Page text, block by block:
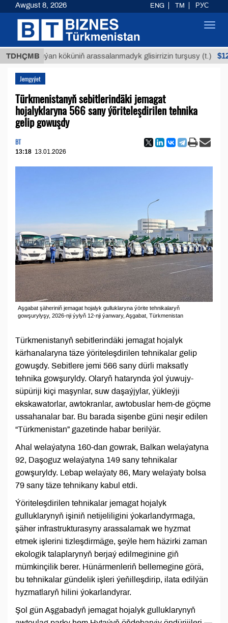
TDHÇMB
Buýan köküniň arassalanmadyk glisirrizin turşusy (t.) $12935,18
Jemgyýet
Türkmenistanyň sebitlerindäki jemagat
hojalyklaryna 566 sany ýöriteleşdirilen tehnika
gelip gowuşdy
BT
13:18 13.01.2026
Aşgabat şäheriniň jemagat hojalyk gulluklaryna ýörite tehnikalaryň
gowşurylyşy, 2026-nji ýylyň 12-nji ýanwary, Aşgabat, Türkmenistan
Türkmenistanyň sebitlerindäki jemagat hojalyk
kärhanalaryna täze ýöriteleşdirilen tehnikalar gelip
gowuşdy. Sebitlere jemi 566 sany dürli maksatly
tehnika gowşuryldy. Olaryň hatarynda ýol ýuwujy-
süpüriji kiçi maşynlar, suw daşaýjylar, ýükleýji
ekskawatorlar, awtokranlar, awtobuslar hem-de göçme
ussahanalar bar. Bu barada sişenbe güni neşir edilen
“Türkmenistan” gazetinde habar berilýär.
Ahal welaýatyna 160-dan gowrak, Balkan welaýatyna
92, Daşoguz welaýatyna 149 sany tehnikalar
gowşuryldy. Lebap welaýaty 86, Mary welaýaty bolsa
79 sany täze tehnikany kabul etdi.
Ýöriteleşdirilen tehnikalar jemagat hojalyk
gulluklarynyň işiniň netijeliligini ýokarlandyrmaga,
şäher infrastrukturasyny arassalamak we hyzmat
etmek işlerini tizleşdirmäge, şeýle hem häzirki zaman
ekologik talaplarynyň berjaý edilmeginine giň
mümkinçilik berer. Hünärmenleriň bellemegine görä,
bu tehnikalar gündelik işleri ýeňilleşdirip, ilata edilýän
hyzmatlaryň hilini ýokarlandyrar.
Şol gün Aşgabadyň jemagat hojalyk gulluklarynyň
Awgust 8, 2026 ENG TM РУС